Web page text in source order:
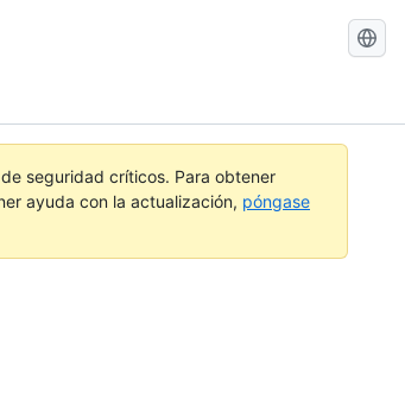
Buscar
seguridad críticos. Para obtener
ayuda con la actualización, póngase